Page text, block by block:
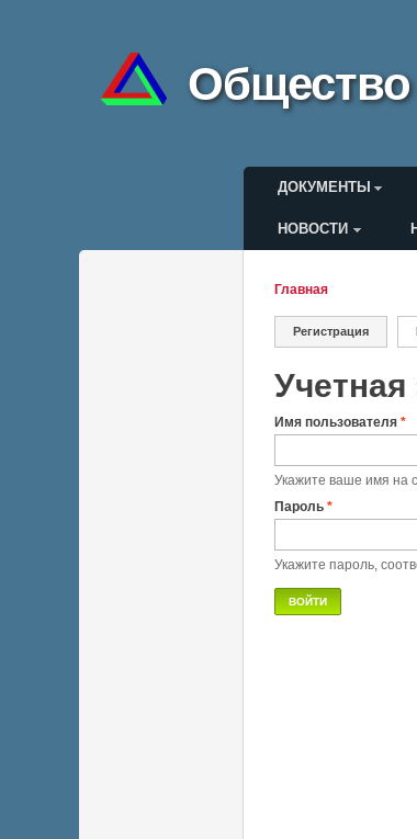
Главное
ДОКУМЕНТЫ
Меню
НОВОСТИ
Вы здесь
Главная
Главные
Регистрация
Учетная
Имя пользователя *
Укажите ваше имя на
Пароль *
Укажите пароль,